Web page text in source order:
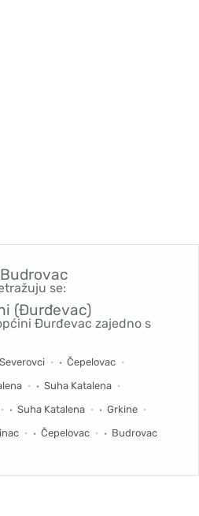
Budrovac
se:
(Đurđevac)
Đurđevac zajedno s
Severovci
Čepelovac
Suha Katalena
Suha Katalena
Grkine
Čepelovac Budrovac